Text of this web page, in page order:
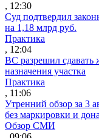
, 12:30
Суд подтвердил
на 1,18 млрд руб.
Практика
, 12:04
ВС разрешил сдавать
назначения участка
Практика
, 11:06
Утренний обзор за 3
без маркировки и
Обзор СМИ